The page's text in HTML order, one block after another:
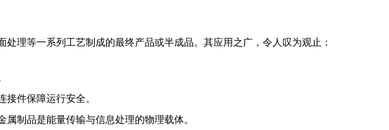
理等一系列工艺制成的最终产品或半成品。其应用之广，令人叹为观止：
件保障运行安全。
制品是能量传输与信息处理的物理载体。